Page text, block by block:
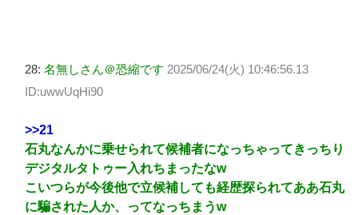
28: 名無しさん＠恐縮です 2025/06/24(火) 10:46:56.13
ID:uwwUqHi90
>>21
石丸なんかに乗せられて候補者になっちゃってきっちり
デジタルタトゥー入れちまったなw
こいつらが今後他で立候補しても経歴探られてああ石丸
に騙された人か、ってなっちまうw